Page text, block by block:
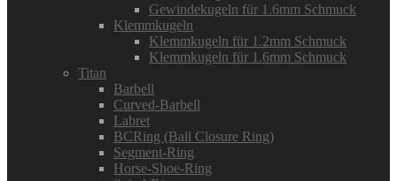
Gewindekugeln für 1.6mm Schmuck
Klemmkugeln
Klemmkugeln für 1.2mm Schmuck
Klemmkugeln für 1.6mm Schmuck
Titan
Barbell
Curved-Barbell
Labret
BCRing (Ball Closure Ring)
Segment-Ring
Horse-Shoe-Ring